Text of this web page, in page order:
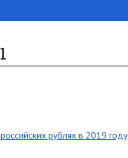
рублях в 2019 году